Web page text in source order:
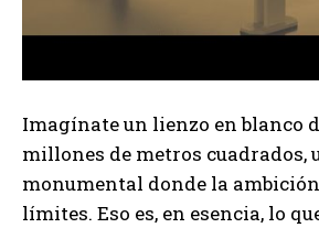
Imagínate un lienzo en blanco
millones de metros cuadrados,
monumental donde la
límites. Eso es, en esencia, lo